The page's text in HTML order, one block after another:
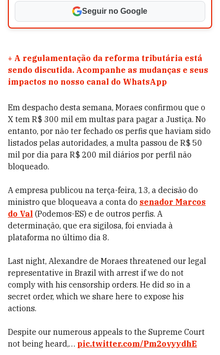
Seguir no Google
+ A regulamentação da reforma tributária está
sendo discutida. Acompanhe as mudanças e seus
impactos no nosso canal do WhatsApp
Em despacho desta semana, Moraes confirmou que o
X tem R$ 300 mil em multas para pagar a Justiça. No
entanto, por não ter fechado os perfis que haviam sido
listados pelas autoridades, a multa passou de R$ 50
mil por dia para R$ 200 mil diários por perfil não
bloqueado.
A empresa publicou na terça-feira, 13, a decisão do
ministro que bloqueava a conta do senador Marcos
do Val (Podemos-ES) e de outros perfis. A
determinação, que era sigilosa, foi enviada à
plataforma no último dia 8.
Last night, Alexandre de Moraes threatened our legal
representative in Brazil with arrest if we do not
comply with his censorship orders. He did so in a
secret order, which we share here to expose his
actions.
Despite our numerous appeals to the Supreme Court
not being heard,… pic.twitter.com/Pm2ovyydhE